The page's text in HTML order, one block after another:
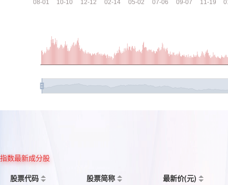
指数最新成分股
股票代码
股票简称 最新价(元)